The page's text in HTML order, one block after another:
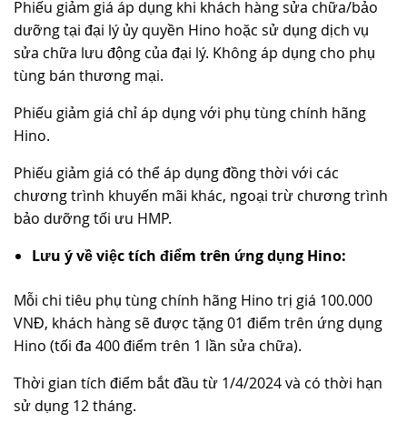
Phiếu giảm giá áp dụng khi khách hàng sửa chữa/bảo
dưỡng tại đại lý ủy quyền Hino hoặc sử dụng dịch vụ
sửa chữa lưu động của đại lý. Không áp dụng cho phụ
tùng bán thương mại.
Phiếu giảm giá chỉ áp dụng với phụ tùng chính hãng
Hino.
Phiếu giảm giá có thể áp dụng đồng thời với các
chương trình khuyến mãi khác, ngoại trừ chương trình
bảo dưỡng tối ưu HMP.
Lưu ý về việc tích điểm trên ứng dụng Hino:
Mỗi chi tiêu phụ tùng chính hãng Hino trị giá 100.000
VNĐ, khách hàng sẽ được tặng 01 điểm trên ứng dụng
Hino (tối đa 400 điểm trên 1 lần sửa chữa).
Thời gian tích điểm bắt đầu từ 1/4/2024 và có thời hạn
sử dụng 12 tháng.